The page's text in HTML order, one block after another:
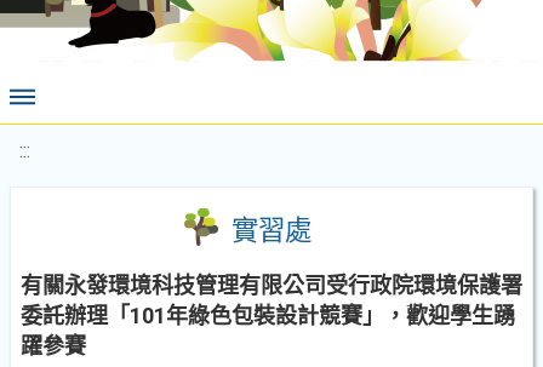
:::
實習處
有關永發環境科技管理有限公司受行政院環境保護署
委託辦理「101年綠色包裝設計競賽」，歡迎學生踴
躍參賽